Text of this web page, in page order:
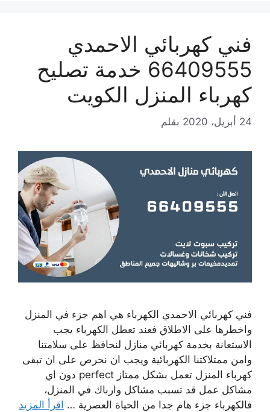
فني كهربائي الاحمدي
66409555 خدمة تصليح
كهرباء المنزل الكويت
24 أبريل، 2020 بقلم
فني كهربائي الاحمدي الكهرباء هي اهم جزء في المنزل
واخطرها على الاطلاق فعند تعطل الكهرباء يجب
الاستعانة بخدمة كهربائي منازل لنحافظ على سلامتنا
وامن ممتلاكتنا الكهربائية ويجب ان نحرص على ان تبقى
كهرباء المنزل تعمل بشكل ممتاز perfect دون اي
مشاكل عمل قد تسبب مشاكل وارباك في المنزل،
فالكهرباء جزء هام جدا من الحياة العصرية … اقرأ المزيد